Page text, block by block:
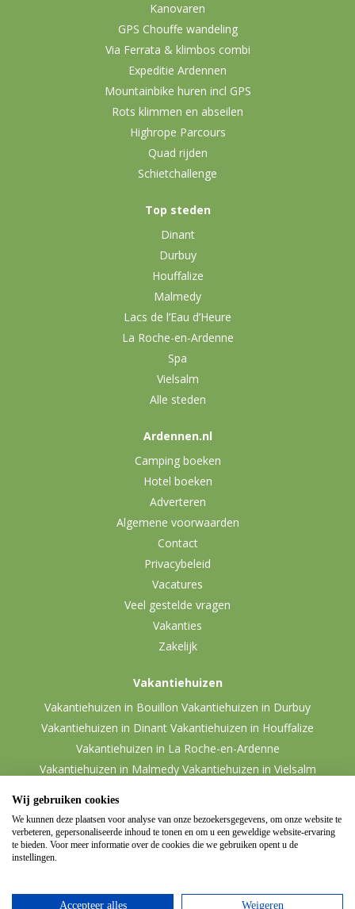
Kanovaren
GPS Chouffe wandeling
Via Ferrata & klimbos combi
Expeditie Ardennen
Mountainbike huren incl GPS
Rots klimmen en abseilen
Highrope Parcours
Quad rijden
Schietchallenge
Top steden
Dinant
Durbuy
Houffalize
Malmedy
Lacs de l’Eau d’Heure
La Roche-en-Ardenne
Spa
Vielsalm
Alle steden
Ardennen.nl
Camping boeken
Hotel boeken
Adverteren
Algemene voorwaarden
Contact
Privacybeleid
Vacatures
Veel gestelde vragen
Vakanties
Zakelijk
Vakantiehuizen
Vakantiehuizen in Bouillon Vakantiehuizen in Durbuy
Vakantiehuizen in Dinant Vakantiehuizen in Houffalize
Vakantiehuizen in La Roche-en-Ardenne
Vakantiehuizen in Malmedy Vakantiehuizen in Vielsalm
Wij gebruiken cookies
We kunnen deze plaatsen voor analyse van onze bezoekersgegevens, om onze website te
verbeteren, gepersonaliseerde inhoud te tonen en om u een geweldige website-ervaring
te bieden. Voor meer informatie over de cookies die we gebruiken opent u de
instellingen.
Accepteer alles Weigeren